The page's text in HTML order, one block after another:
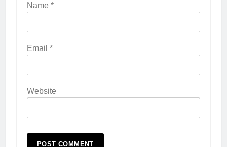
Name *
Email *
Website